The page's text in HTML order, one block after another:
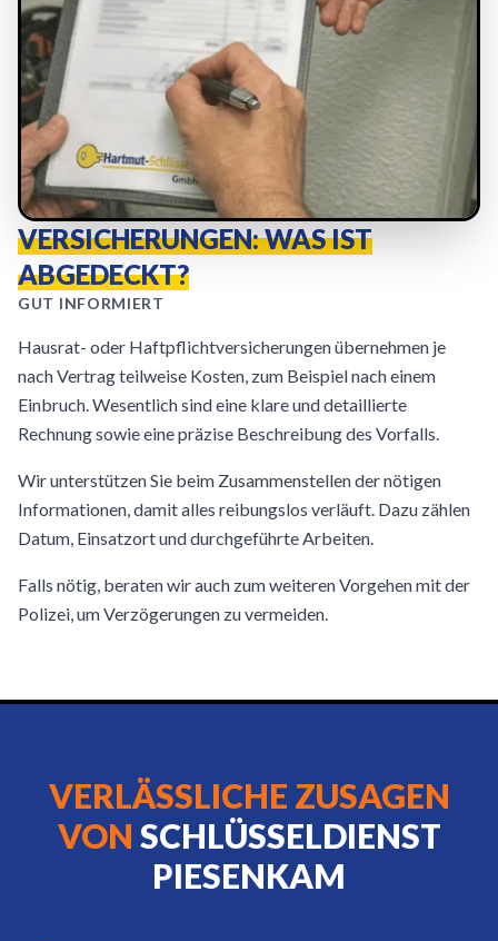
VERSICHERUNGEN: WAS IST
ABGEDECKT?
GUT INFORMIERT
Hausrat- oder Haftpflichtversicherungen übernehmen je
nach Vertrag teilweise Kosten, zum Beispiel nach einem
Einbruch. Wesentlich sind eine klare und detaillierte
Rechnung sowie eine präzise Beschreibung des Vorfalls.
Wir unterstützen Sie beim Zusammenstellen der nötigen
Informationen, damit alles reibungslos verläuft. Dazu zählen
Datum, Einsatzort und durchgeführte Arbeiten.
Falls nötig, beraten wir auch zum weiteren Vorgehen mit der
Polizei, um Verzögerungen zu vermeiden.
VERLÄSSLICHE ZUSAGEN
VON SCHLÜSSELDIENST
PIESENKAM